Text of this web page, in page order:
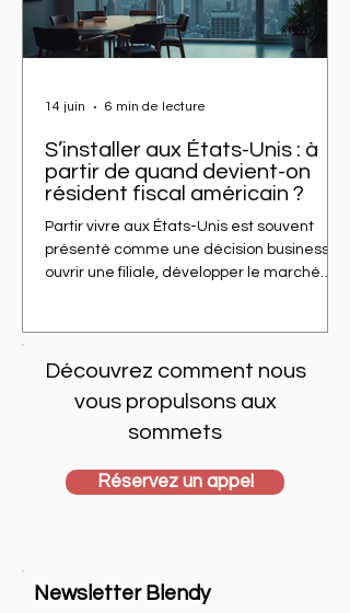
S’installer aux États-Unis : à
partir de quand devient-on
résident fiscal américain ?
Partir vivre aux États-Unis est souvent
présenté comme une décision business :
ouvrir une filiale, développer le marché
arrive très vite : à partir de quand
considère-t-elle comme résident fiscal
américain ? La réponse ne dépend pas
adresse ou de votre intention de rester. El
14 juin 6 min de lecture
Découvrez comment nous
vous propulsons aux
sommets
Réservez un appel
Newsletter Blendy